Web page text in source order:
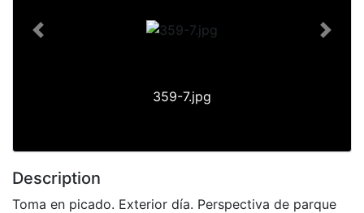
359-7.jpg
Previous Next
Description
Toma en picado. Exterior día. Perspectiva de parque